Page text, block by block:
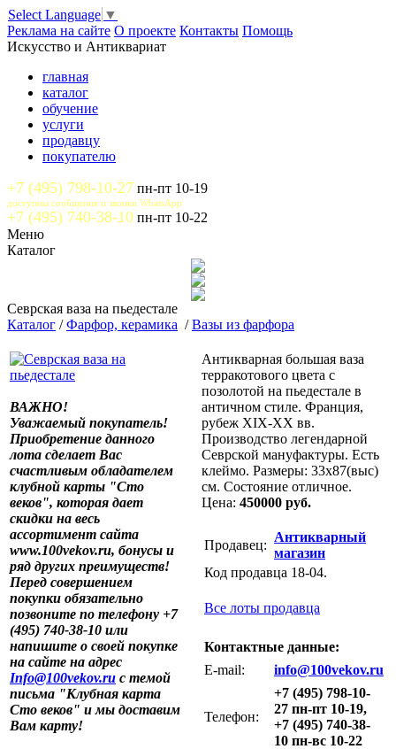
Select Language ▼
Реклама на сайте О проекте Контакты Помощь
Искусство и Антиквариат
главная
каталог
обучение
услуги
продавцу
покупателю
+7 (495) 798-10-27 пн-пт 10-19
доступны сообщения и звонки WhatsApp
+7 (495) 740-38-10 пн-пт 10-22
Меню
Каталог
Севрская ваза на пьедестале
Каталог /Фарфор, керамика /Вазы из фарфора
ВАЖНО!
Уважаемый покупатель!
Приобретение данного
лота сделает Вас
счастливым обладателем
клубной карты "Сто
веков", которая дает
скидки на весь
ассортимент сайта
www.100vekov.ru, бонусы и
ряд других преимуществ!
Перед совершением
покупки обязательно
позвоните по телефону +7
(495) 740-38-10 или
напишите о своей покупке
на сайте на адрес
Info@100vekov.ru с темой
письма "Клубная карта
Сто веков" и мы доставим
Вам карту!
Антикварная большая ваза
терракотового цвета с
позолотой на пьедестале в
античном стиле. Франция,
рубеж XIX-XX вв.
Производство легендарной
Севрской мануфактуры. Есть
клеймо. Размеры: 33х87(выс)
см. Состояние отличное.
Цена: 450000 руб.
Продавец:
Антикварный
магазин
Код продавца 18-04.
Все лоты продавца
Контактные данные:
E-mail:
info@100vekov.ru
Телефон:
+7 (495) 798-10-
27 пн-пт 10-19,
+7 (495) 740-38-
10 пн-вс 10-22